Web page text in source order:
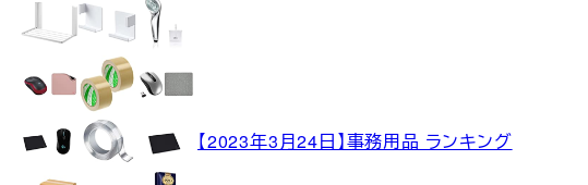
【2023年3月24日】事務用品 ランキング